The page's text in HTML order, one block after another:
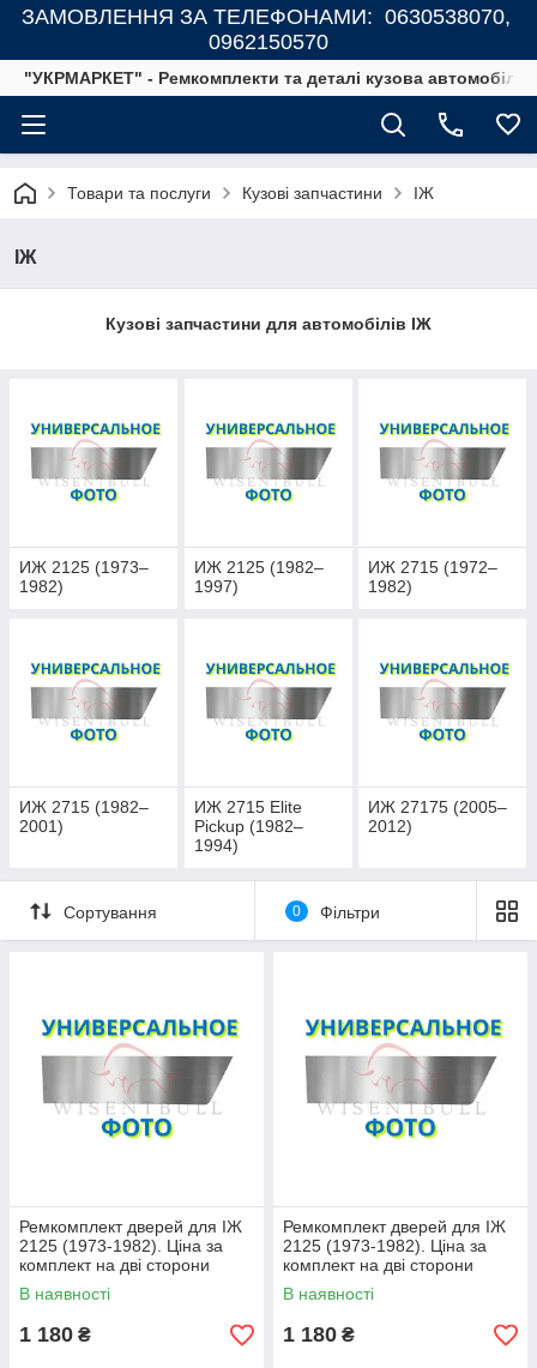
ЗАМОВЛЕННЯ ЗА ТЕЛЕФОНАМИ: 0630538070,
0962150570
"УКРМАРКЕТ" - Ремкомплекти та деталі кузова автомобілів
Товари та послуги Кузові запчастини ІЖ
ІЖ
Кузові запчастини для автомобілів ІЖ
ИЖ 2125 (1973–
1982)
ИЖ 2125 (1982–
1997)
ИЖ 2715 (1972–
1982)
ИЖ 2715 (1982–
2001)
ИЖ 2715 Elite
Pickup (1982–
1994)
ИЖ 27175 (2005–
2012)
Сортування 0 Фільтри
Ремкомплект дверей для ІЖ
2125 (1973-1982). Ціна за
комплект на дві сторони
В наявності
1 180 ₴
Ремкомплект дверей для ІЖ
2125 (1973-1982). Ціна за
комплект на дві сторони
В наявності
1 180 ₴